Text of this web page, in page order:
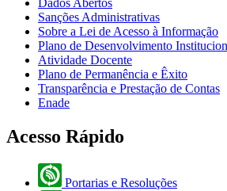
Dados Abertos
Sanções Administrativas
Sobre a Lei de Acesso à Informação
Plano de Desenvolvimento
Atividade Docente
Plano de Permanência e Êxito
Transparência e Prestação de Contas
Enade
Acesso Rápido
Portarias e Resoluções